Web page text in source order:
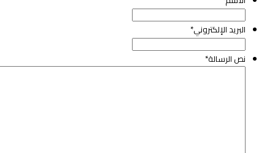
البريد الإلكتروني*
نص الرسالة*